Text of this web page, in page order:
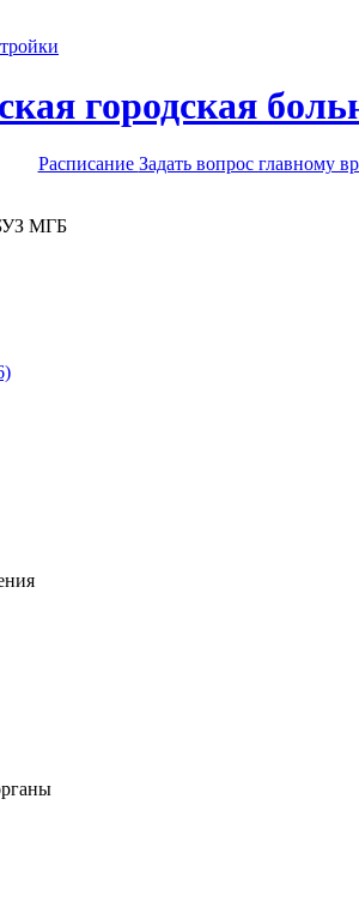
городская
Расписание Задать вопрос главному
МГБ